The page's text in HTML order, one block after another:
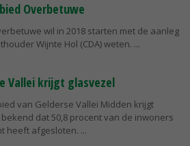
Overbetuwe
wil in 2018 starten met de aanleg
Wijnte Hol (CDA) weten.
Vallei krijgt glasvezel
van Gelderse Vallei Midden krijgt
dat 50,8 procent van de inwoners
heeft afgesloten.